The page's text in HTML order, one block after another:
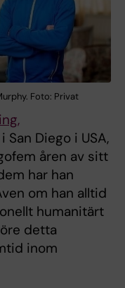
Foto: Privat
San Diego i USA,
åren av sitt
har han
om han alltid
humanitärt
detta
inom